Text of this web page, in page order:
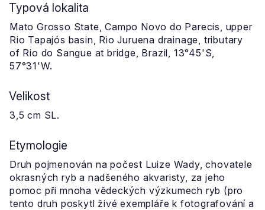
Typová lokalita
Mato Grosso State, Campo Novo do Parecis, upper
Rio Tapajós basin, Rio Juruena drainage, tributary
of Rio do Sangue at bridge, Brazil, 13°45'S,
57°31'W.
Velikost
3,5 cm SL.
Etymologie
Druh pojmenován na počest Luize Wady, chovatele
okrasných ryb a nadšeného akvaristy, za jeho
pomoc při mnoha vědeckých výzkumech ryb (pro
tento druh poskytl živé exempláře k fotografování a